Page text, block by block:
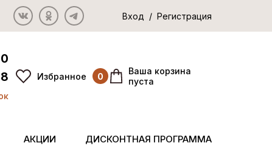
Вход / Регистрация
Избранное 0
Ваша корзина
пуста
АКЦИИ ДИСКОНТНАЯ ПРОГРАММА